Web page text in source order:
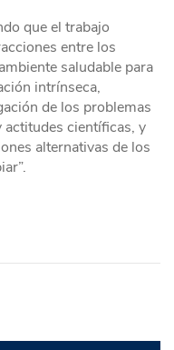
que el trabajo
entre los
saludable para
intrínseca,
de los problemas
actitudes científicas, y
alternativas de los